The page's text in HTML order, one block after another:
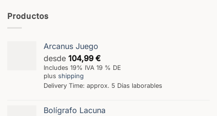
Productos
Arcanus Juego
desde 104,99 €
Includes 19% IVA 19 % DE
plus shipping
Delivery Time: approx. 5 Días laborables
Bolígrafo Lacuna